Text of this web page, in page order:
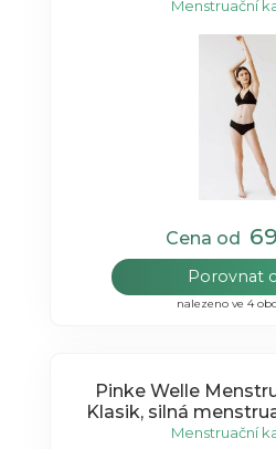
Menstruační
Cena od
Porovnat
nalezeno ve 4
Pinke Welle
Klasik, silná
Menstruační